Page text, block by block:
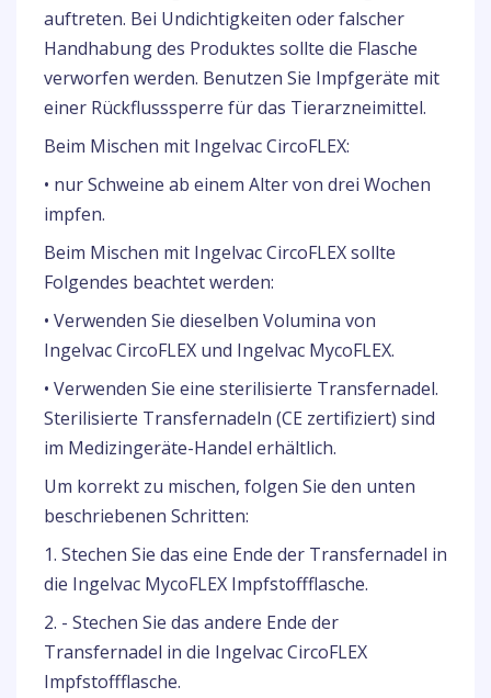
auftreten. Bei Undichtigkeiten oder falscher
Handhabung des Produktes sollte die Flasche
verworfen werden. Benutzen Sie Impfgeräte mit
einer Rückflusssperre für das Tierarzneimittel.
Beim Mischen mit Ingelvac CircoFLEX:
• nur Schweine ab einem Alter von drei Wochen
impfen.
Beim Mischen mit Ingelvac CircoFLEX sollte
Folgendes beachtet werden:
• Verwenden Sie dieselben Volumina von
Ingelvac CircoFLEX und Ingelvac MycoFLEX.
• Verwenden Sie eine sterilisierte Transfernadel.
Sterilisierte Transfernadeln (CE zertifiziert) sind
im Medizingeräte-Handel erhältlich.
Um korrekt zu mischen, folgen Sie den unten
beschriebenen Schritten:
1. Stechen Sie das eine Ende der Transfernadel in
die Ingelvac MycoFLEX Impfstoffflasche.
2. - Stechen Sie das andere Ende der
Transfernadel in die Ingelvac CircoFLEX
Impfstoffflasche.